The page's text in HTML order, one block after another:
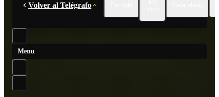
Volver al Telégrafo
Menu